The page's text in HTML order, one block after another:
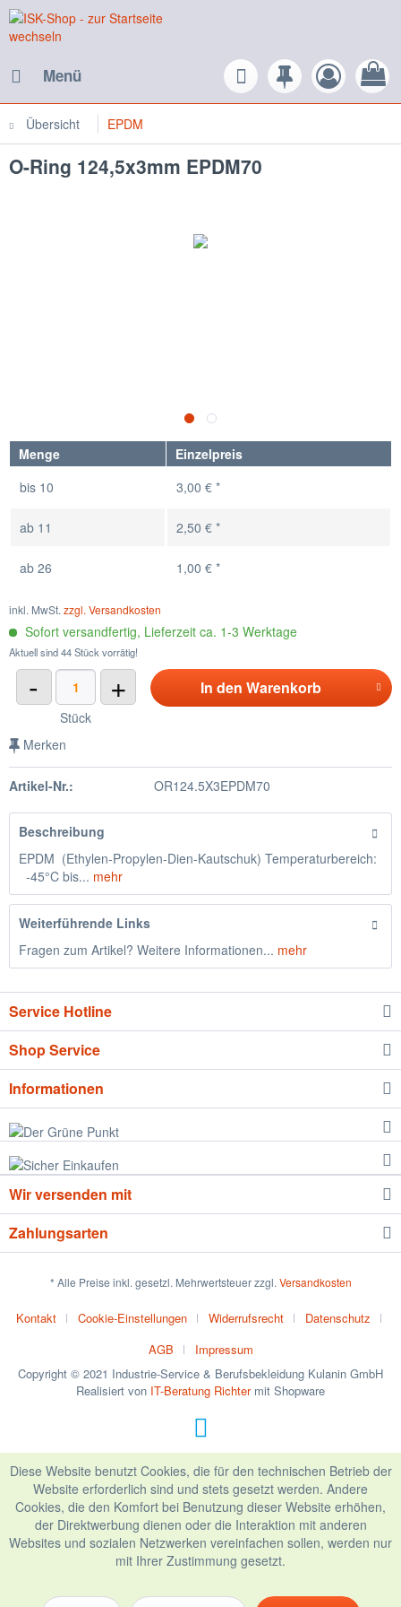
Menü
Übersicht EPDM
O-Ring 124,5x3mm EPDM70
Menge
Einzelpreis
bis 10 3,00 € *
ab 11 2,50 € *
ab 26 1,00 € *
inkl. MwSt. zzgl. Versandkosten
Sofort versandfertig, Lieferzeit ca. 1-3 Werktage
Aktuell sind 44 Stück vorrätig!
- +
Stück
In den Warenkorb
Merken
Artikel-Nr.: OR124.5X3EPDM70
Beschreibung
EPDM (Ethylen-Propylen-Dien-Kautschuk) Temperaturbereich:
-45°C bis... mehr
Weiterführende Links
Fragen zum Artikel? Weitere Informationen... mehr
Service Hotline
Shop Service
Informationen
Wir versenden mit
Zahlungsarten
* Alle Preise inkl. gesetzl. Mehrwertsteuer zzgl. Versandkosten
Kontakt Cookie-Einstellungen Widerrufsrecht
Datenschutz
AGB
Impressum
Copyright © 2021 Industrie-Service & Berufsbekleidung Kulanin GmbH
Realisiert von IT-Beratung Richtermit Shopware
Diese Website benutzt Cookies, die für den technischen Betrieb der
Website erforderlich sind und stets gesetzt werden. Andere
Cookies, die den Komfort bei Benutzung dieser Website erhöhen,
der Direktwerbung dienen oder die Interaktion mit anderen
Websites und sozialen Netzwerken vereinfachen sollen, werden nur
mit Ihrer Zustimmung gesetzt.